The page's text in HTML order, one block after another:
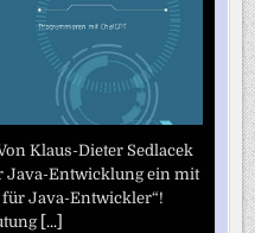
Klaus-Dieter Sedlacek
Java-Entwicklung ein mit
für Java-Entwickler“!
[...]